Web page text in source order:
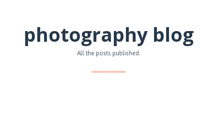
photography blog
All the posts published.